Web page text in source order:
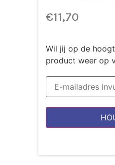
€11,70
Wil jij op de
product weer op